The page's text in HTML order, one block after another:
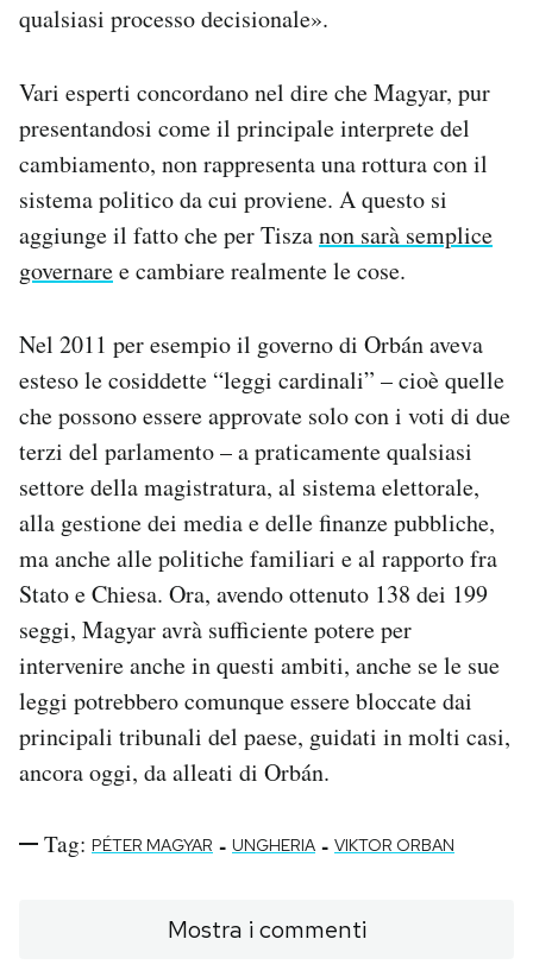
qualsiasi processo decisionale».
Vari esperti concordano nel dire che Magyar, pur
presentandosi come il principale interprete del
cambiamento, non rappresenta una rottura con il
sistema politico da cui proviene. A questo si
aggiunge il fatto che per Tiszanon sarà semplice
governaree cambiare realmente le cose.
Nel 2011 per esempio il governo di Orbán aveva
esteso le cosiddette “leggi cardinali” – cioè quelle
che possono essere approvate solo con i voti di due
terzi del parlamento – a praticamente qualsiasi
settore della magistratura, al sistema elettorale,
alla gestione dei media e delle finanze pubbliche,
ma anche alle politiche familiari e al rapporto fra
Stato e Chiesa. Ora, avendo ottenuto 138 dei 199
seggi, Magyar avrà sufficiente potere per
intervenire anche in questi ambiti, anche se le sue
leggi potrebbero comunque essere bloccate dai
principali tribunali del paese, guidati in molti casi,
ancora oggi, da alleati di Orbán.
Tag: PÉTER MAGYAR - UNGHERIA - VIKTOR ORBAN
Mostra i commenti